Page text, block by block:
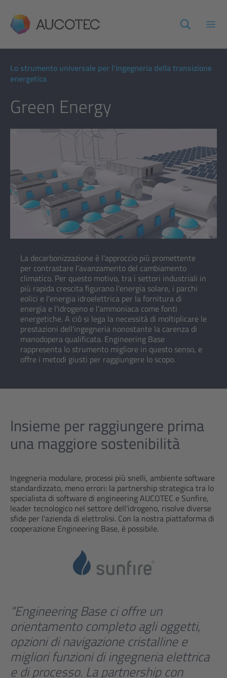
AUCOTEC
Apri
Lo strumento universale per l'ingegneria della transizione
energetica
Green Energy
La decarbonizzazione è l'approccio più promettente
per contrastare l'avanzamento del cambiamento
climatico. Per questo motivo, tra i settori industriali in
più rapida crescita figurano l'energia solare, i parchi
eolici e l'energia idroelettrica per la fornitura di
energia e l'idrogeno e l'ammoniaca come fonti
energetiche. A ciò si lega la necessità di moltiplicare le
prestazioni dell'ingegneria nonostante la carenza di
manodopera qualificata. Engineering Base
rappresenta lo strumento migliore in questo senso, e
offre i metodi giusti per raggiungere lo scopo.
Insieme per raggiungere prima
una maggiore sostenibilità
Ingegneria modulare, processi più snelli, ambiente software
standardizzato, meno errori: la partnership strategica tra lo
specialista di software di engineering AUCOTEC e Sunfire,
leader tecnologico nel settore dell'idrogeno, risolve diverse
sfide per l'azienda di elettrolisi. Con la nostra piattaforma di
cooperazione Engineering Base, è possibile.
“Engineering Base ci offre un
orientamento completo agli oggetti,
opzioni di navigazione cristalline e
migliori funzioni di ingegneria elettrica
e di processo. La partnership con